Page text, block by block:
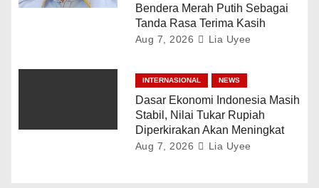
Bendera Merah Putih Sebagai
Tanda Rasa Terima Kasih
Aug 7, 2026 Lia Uyee
INTERNASIONAL NEWS
Dasar Ekonomi Indonesia Masih
Stabil, Nilai Tukar Rupiah
Diperkirakan Akan Meningkat
Aug 7, 2026 Lia Uyee